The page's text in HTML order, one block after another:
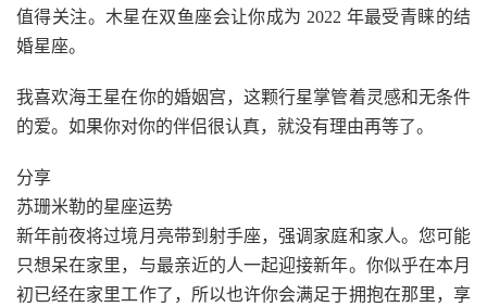
值得关注。木星在双鱼座会让你成为 2022 年最受青睐的结
婚星座。
我喜欢海王星在你的婚姻宫，这颗行星掌管着灵感和无条件
的爱。如果你对你的伴侣很认真，就没有理由再等了。
分享
苏珊米勒的星座运势
新年前夜将过境月亮带到射手座，强调家庭和家人。您可能
只想呆在家里，与最亲近的人一起迎接新年。你似乎在本月
初已经在家里工作了，所以也许你会满足于拥抱在那里，享